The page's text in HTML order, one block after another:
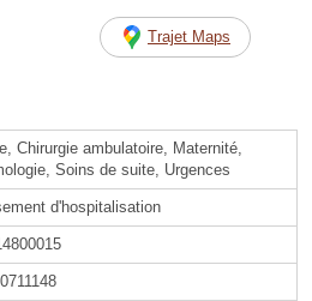
Trajet Maps
Chirurgie ambulatoire, Maternité,
Soins de suite, Urgences
d'hospitalisation